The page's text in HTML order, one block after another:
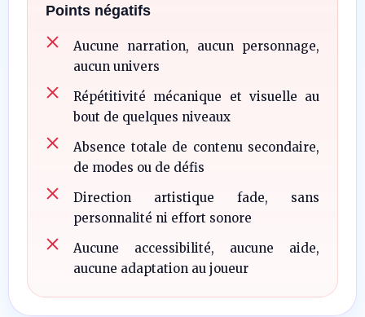
Points négatifs
Aucune narration, aucun personnage,
aucun univers
Répétitivité mécanique et visuelle au
bout de quelques niveaux
Absence totale de contenu secondaire,
de modes ou de défis
Direction artistique fade, sans
personnalité ni effort sonore
Aucune accessibilité, aucune aide,
aucune adaptation au joueur